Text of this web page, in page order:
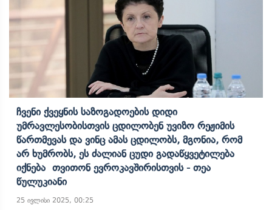
Ჩვენი Ქვეყნის Საზოგადოების Დიდი
Უმრავლესობისთვის Ცდილობენ Უვიზო Რეჟიმის
Წართმევას Და Ვინც Ამას Ცდილობს, Მგონია, Რომ
Არ Ხუმრობს, Ეს Ძალიან Ცუდი Გადაწყვეტილება
Იქნება Თვითონ Ევროკავშირისთვის - Თეა
Წულუკიანი
25 ივლისი 2025, 00:25